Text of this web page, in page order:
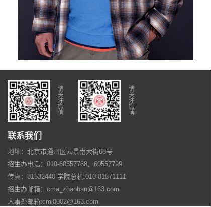
请
关
注
微
信
请
关
注
微
博
联系我们
地址：北京市通州区云景南大街68号
招生办电话：010-60557788、60557799
传真：81532440 学院总机:010-81571111
招生办邮箱：cma_zhaoban@163.com
人事处邮箱:cmi0002@163.com